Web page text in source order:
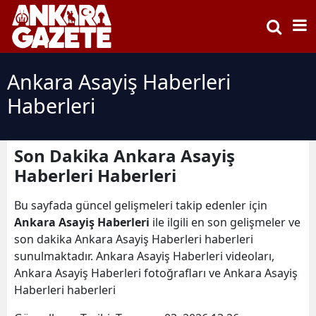
Ankara Asayiş Haberleri
Haberleri
Son Dakika Ankara Asayiş
Haberleri Haberleri
Bu sayfada güncel gelişmeleri takip edenler için
Ankara Asayiş Haberleri ile ilgili en son gelişmeler ve
son dakika Ankara Asayiş Haberleri haberleri
sunulmaktadır. Ankara Asayiş Haberleri videoları,
Ankara Asayiş Haberleri fotoğrafları ve Ankara Asayiş
Haberleri haberleri